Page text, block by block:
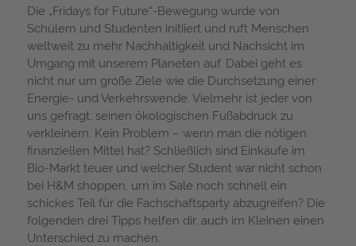
Die „Fridays for Future“-Bewegung wurde von
Schülern und Studenten initiiert und ruft Menschen
weltweit zu mehr Nachhaltigkeit und Nachsicht im
Umgang mit unserem Planeten auf. Dabei geht es
nicht nur um große Ziele wie die Durchsetzung einer
Energie- und Verkehrswende. Vielmehr ist jeder von
uns gefragt, seinen ökologischen Fußabdruck zu
verkleinern. Kein Problem – wenn man die nötigen
finanziellen Mittel hat? Schließlich sind Einkäufe im
Bio-Markt teuer und welcher Student war nicht schon
bei H&M shoppen, um im Sale noch schnell ein
schickes Teil für die Fachschaftsparty abzugreifen? Die
folgenden drei Tipps helfen dir, auch im Kleinen einen
Unterschied zu machen.